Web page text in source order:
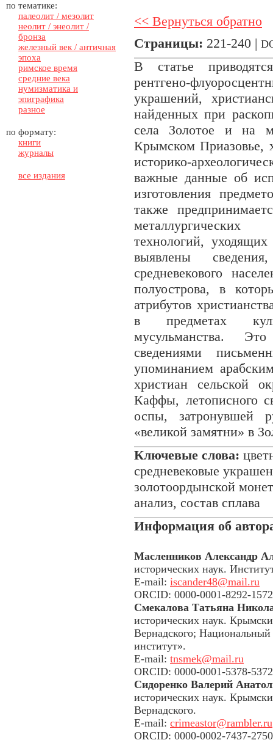
по тематике:
палеолит / мезолит
неолит / энеолит /
бронза
железный век / античная
эпоха
римское время
средние века
нумизматика и
эпиграфика
разное
по формату:
книги
журналы
все издания
<< Вернуться обратно
Страницы: 221-240 |
В статье
рентгено-
украшений,
найденных при
села Золотое и на
Крымском Приазовье,
историко-
важные данные об
изготовления
также
технологий,
выявлены
средневекового
полуострова, в
атрибутов
в предметах
мусульманства.
сведениями
упоминанием
христиан сельской
Каффы, летописного
оспы, затронувшей
«великой замятни» в
Ключевые слова:
средневековые
золотоордынской
анализ, состав сплава
Информация об
Масленников Александр
исторических наук.
E-mail: iscander48@mail.ru
ORCID: 0000-0001-8292-1572
Смекалова Татьяна
исторических наук.
Вернадского; Национальный
институт».
E-mail: tnsmek@mail.ru
ORCID: 0000-0001-5378-5372
Сидоренко Валерий
исторических наук.
Вернадского.
E-mail: crimeastor@rambler.ru
ORCID: 0000-0002-7437-2750